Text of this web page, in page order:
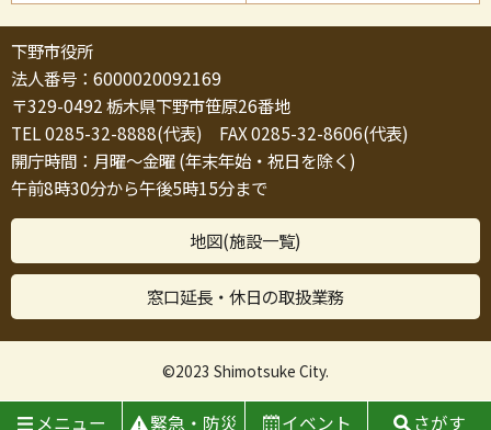
下野市役所
法人番号：6000020092169
〒329-0492 栃木県下野市笹原26番地
TEL 0285-32-8888(代表) FAX 0285-32-8606(代表)
開庁時間：月曜～金曜 (年末年始・祝日を除く)
午前8時30分から午後5時15分まで
地図(施設一覧)
窓口延長・休日の取扱業務
©2023 Shimotsuke City.
メニュー 緊急・防災 イベント さがす